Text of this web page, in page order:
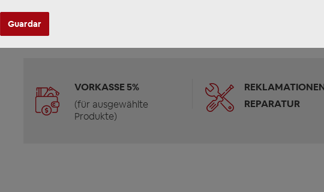
VORKASSE 5%
(für ausgewählte
Produkte)
REPARATUR
Guardar